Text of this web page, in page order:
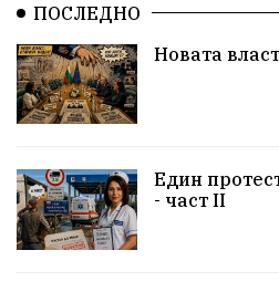
Станислав Дечев
несправедливост
екология
Хасково добри дела
здравословен живот
ПОСЛЕДНО
Новата
Един
- част II